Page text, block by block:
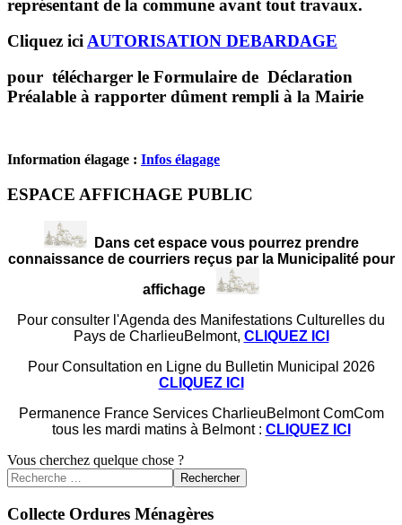
représentant de la commune avant tout travaux.
Cliquez ici AUTORISATION DEBARDAGE
pour télécharger le Formulaire de Déclaration
Préalable à rapporter dûment rempli à la Mairie
Information élagage : Infos élagage
ESPACE AFFICHAGE PUBLIC
Dans cet espace vous pourrez prendre
connaissance de courriers reçus par la Municipalité pour
affichage
Pour consulter l'Agenda des Manifestations Culturelles du
Pays de CharlieuBelmont, CLIQUEZ ICI
Pour Consultation en Ligne du Bulletin Municipal 2026
CLIQUEZ ICI
Permanence France Services CharlieuBelmont ComCom
tous les mardi matins à Belmont : CLIQUEZ ICI
Vous cherchez quelque chose ?
Rechercher
Collecte Ordures Ménagères